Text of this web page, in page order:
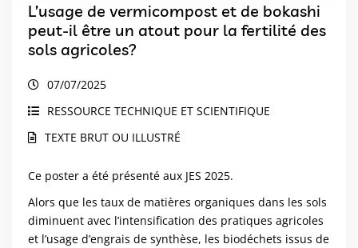
L’usage de vermicompost et de bokashi
peut-il être un atout pour la fertilité des
sols agricoles?
07/07/2025
RESSOURCE TECHNIQUE ET SCIENTIFIQUE
TEXTE BRUT OU ILLUSTRÉ
Ce poster a été présenté aux JES 2025.
Alors que les taux de matières organiques dans les sols
diminuent avec l’intensification des pratiques agricoles
et l’usage d’engrais de synthèse, les biodéchets issus de